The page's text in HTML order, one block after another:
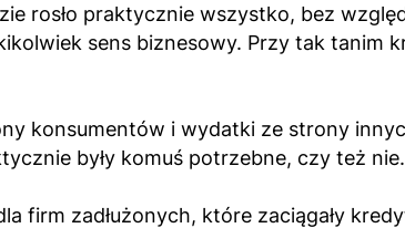
rosło praktycznie wszystko, bez
sens biznesowy. Przy tak tanim
konsumentów i wydatki ze strony
były komuś potrzebne, czy też nie.
firm zadłużonych, które zaciągały